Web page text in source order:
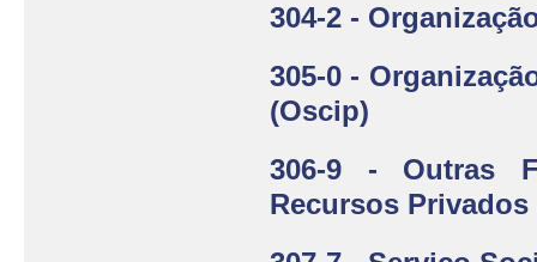
304-2 -
305-0 -
(Oscip)
306-9 - Outras
Recursos Privados